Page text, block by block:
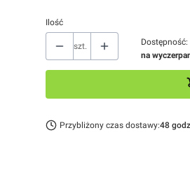
Ilość
szt.
Dostępność:
na
Przybliżony czas dostawy:48